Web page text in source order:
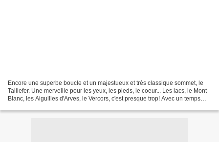
Encore une superbe boucle et un majestueux et très classique sommet, le
Taillefer. Une merveille pour les yeux, les pieds, le coeur... Les lacs, le Mont
Blanc, les Aiguilles d'Arves, le Vercors, c'est presque trop! Avec un temps